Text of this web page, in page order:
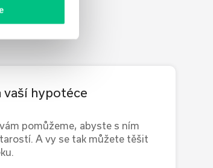
vaší hypotéce
pomůžeme, abyste s ním
A vy se tak můžete těšit